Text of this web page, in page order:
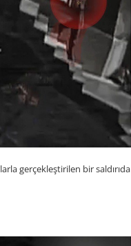
gerçekleştirilen bir saldırıda